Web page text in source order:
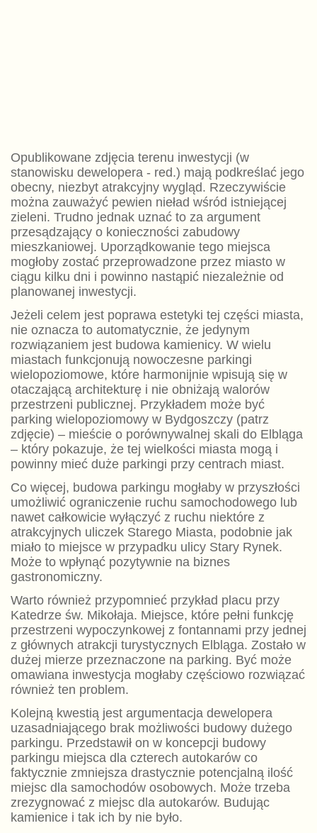
Opublikowane zdjęcia terenu inwestycji (w
stanowisku dewelopera - red.) mają podkreślać jego
obecny, niezbyt atrakcyjny wygląd. Rzeczywiście
można zauważyć pewien nieład wśród istniejącej
zieleni. Trudno jednak uznać to za argument
przesądzający o konieczności zabudowy
mieszkaniowej. Uporządkowanie tego miejsca
mogłoby zostać przeprowadzone przez miasto w
ciągu kilku dni i powinno nastąpić niezależnie od
planowanej inwestycji.
Jeżeli celem jest poprawa estetyki tej części miasta,
nie oznacza to automatycznie, że jedynym
rozwiązaniem jest budowa kamienicy. W wielu
miastach funkcjonują nowoczesne parkingi
wielopoziomowe, które harmonijnie wpisują się w
otaczającą architekturę i nie obniżają walorów
przestrzeni publicznej. Przykładem może być
parking wielopoziomowy w Bydgoszczy (patrz
zdjęcie) – mieście o porównywalnej skali do Elbląga
– który pokazuje, że tej wielkości miasta mogą i
powinny mieć duże parkingi przy centrach miast.
Co więcej, budowa parkingu mogłaby w przyszłości
umożliwić ograniczenie ruchu samochodowego lub
nawet całkowicie wyłączyć z ruchu niektóre z
atrakcyjnych uliczek Starego Miasta, podobnie jak
miało to miejsce w przypadku ulicy Stary Rynek.
Może to wpłynąć pozytywnie na biznes
gastronomiczny.
Warto również przypomnieć przykład placu przy
Katedrze św. Mikołaja. Miejsce, które pełni funkcję
przestrzeni wypoczynkowej z fontannami przy jednej
z głównych atrakcji turystycznych Elbląga. Zostało w
dużej mierze przeznaczone na parking. Być może
omawiana inwestycja mogłaby częściowo rozwiązać
również ten problem.
Kolejną kwestią jest argumentacja dewelopera
uzasadniającego brak możliwości budowy dużego
parkingu. Przedstawił on w koncepcji budowy
parkingu miejsca dla czterech autokarów co
faktycznie zmniejsza drastycznie potencjalną ilość
miejsc dla samochodów osobowych. Może trzeba
zrezygnować z miejsc dla autokarów. Budując
kamienice i tak ich by nie było.